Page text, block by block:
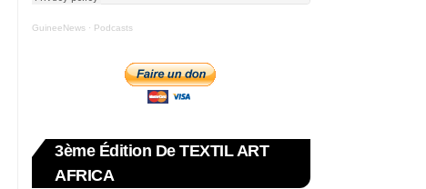
GuineeNews · Podcasts
3ème Édition De TEXTIL ART
AFRICA